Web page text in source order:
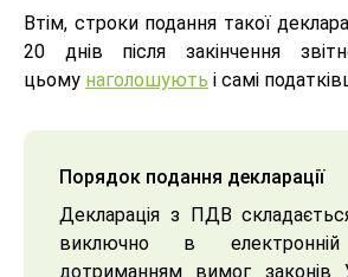
Втім, строки подання такої
20 днів після закінчення
цьому наголошують і самі
Порядок подання декларації
Декларація з ПДВ
виключно в
дотриманням вимог законів